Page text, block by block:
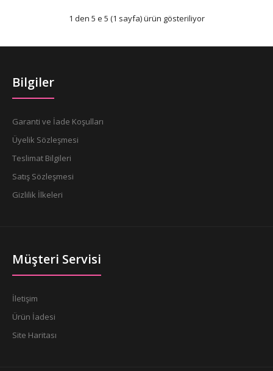
1 den 5 e 5 (1 sayfa) ürün gösteriliyor
Bilgiler
Garanti ve İade Koşulları
Üyelik Sözleşmesi
Teslimat Bilgileri
Satış Sözleşmesi
Gizlilik İlkeleri
Müşteri Servisi
İletişim
Ürün İadesi
Site Haritası